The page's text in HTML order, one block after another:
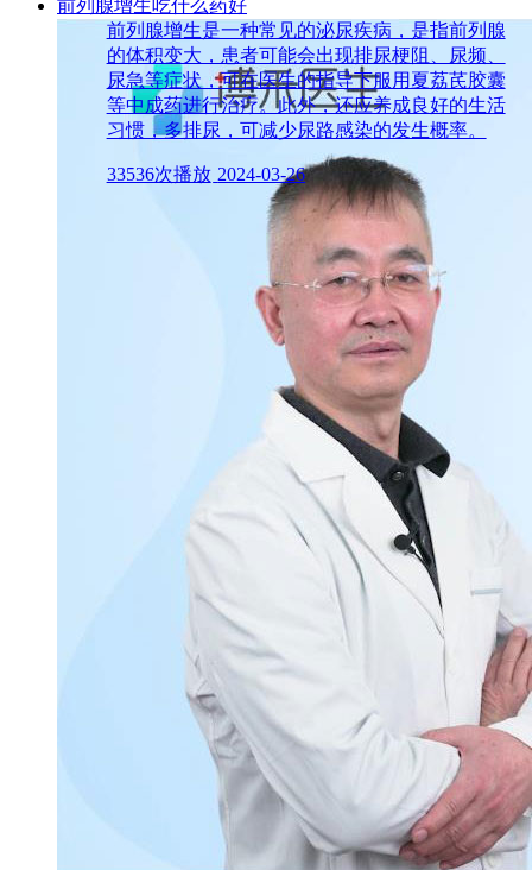
前列腺增生吃什么药好
前列腺增生是一种常见的泌尿疾病，是指前列腺
的体积变大，患者可能会出现排尿梗阻、尿频、
尿急等症状，可在医生的指导下服用夏荔芪胶囊
等中成药进行治疗。此外，还应养成良好的生活
习惯，多排尿，可减少尿路感染的发生概率。
33536次播放 2024-03-26